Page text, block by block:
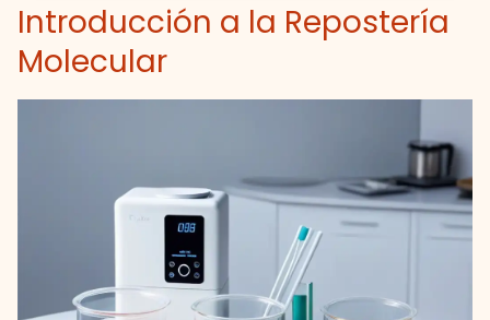
Introducción a la Repostería
Molecular